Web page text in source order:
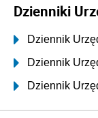
Dzienniki
Dziennik
Dziennik
Dziennik